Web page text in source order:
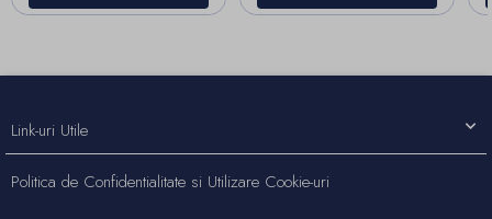
Link-uri Utile
Politica de Confidentialitate si Utilizare Cookie-uri